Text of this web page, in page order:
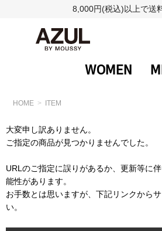
8,000円(税込)以上で送
WOMEN
HOME ITEM
大変申し訳ありません。
ご指定の商品が見つかりませんでした。
URLのご指定に誤りがあるか、更新等に
能性があります。
お手数とは思いますが、下記リンクから
い。